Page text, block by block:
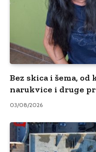
Bez skica i šema,
narukvice i druge
03/08/2026